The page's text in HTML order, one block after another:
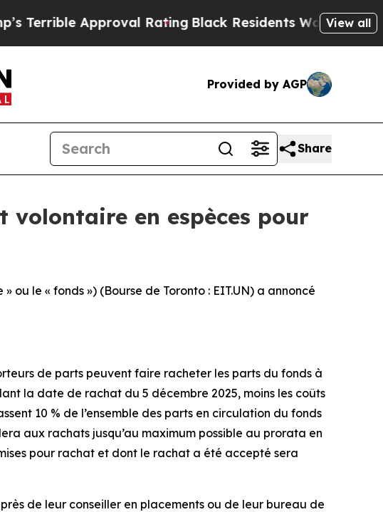
Approval Rating Black Residents Warned of Abusive
View all
Provided by AGP
Share
volontaire en espèces pour
ou le « fonds ») (Bourse de Toronto : EIT.UN) a annoncé
de parts peuvent faire racheter les parts du fonds à
la date de rachat du 5 décembre 2025, moins les coûts
10 % de l’ensemble des parts en circulation du fonds
aux rachats jusqu’au maximum possible au prorata en
pour rachat et dont le rachat a été accepté sera
de leur conseiller en placements ou de leur bureau de